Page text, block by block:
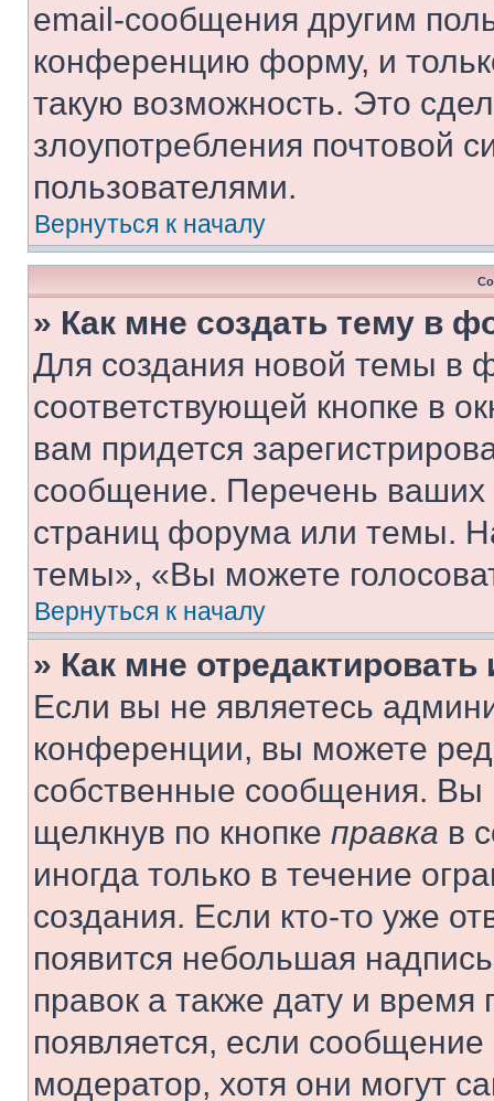
email-сообщения другим
конференцию форму, и
такую возможность. Это
злоупотребления почтовой
пользователями.
Вернуться к началу
» Как мне создать тему в
Для создания новой темы в
соответствующей кнопке в
вам придется
сообщение. Перечень ваших
страниц форума или темы.
темы», «Вы можете
Вернуться к началу
» Как мне
Если вы не являетесь
конференции, вы можете
собственные сообщения. Вы
щелкнув по кнопке правка в
иногда только в течение
создания. Если кто-то уже
появится небольшая
правок а также дату и
появляется, если
модератор, хотя они могут